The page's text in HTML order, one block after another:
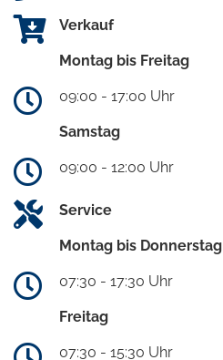
Verkauf
Montag bis Freitag
09:00 - 17:00 Uhr
Samstag
09:00 - 12:00 Uhr
Service
Montag bis Donnerstag
07:30 - 17:30 Uhr
Freitag
07:30 - 15:30 Uhr